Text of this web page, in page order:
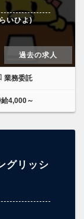
いひよ)
過去の求人
業務委託
4,000～
グリッシ